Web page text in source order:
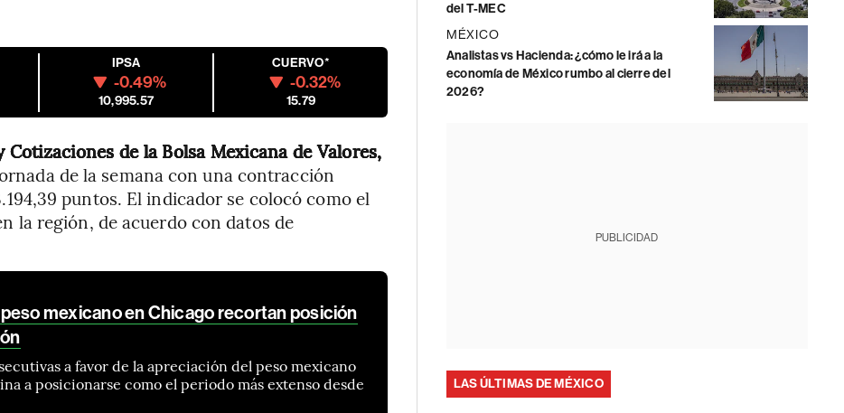
IPSA
-0.49%
10,995.57
CUERVO*
-0.32%
15.79
Cotizaciones de la Bolsa Mexicana de Valores,
de la semana con una contracción
puntos. El indicador se colocó como el
la región, de acuerdo con datos de
mexicano en Chicago recortan posición
a favor de la apreciación del peso mexicano
a posicionarse como el periodo más extenso desde
del T-MEC
MÉXICO
Analistas vs Hacienda: ¿cómo le irá a la
economía de México rumbo al cierre del
2026?
PUBLICIDAD
LAS ÚLTIMAS DE MÉXICO